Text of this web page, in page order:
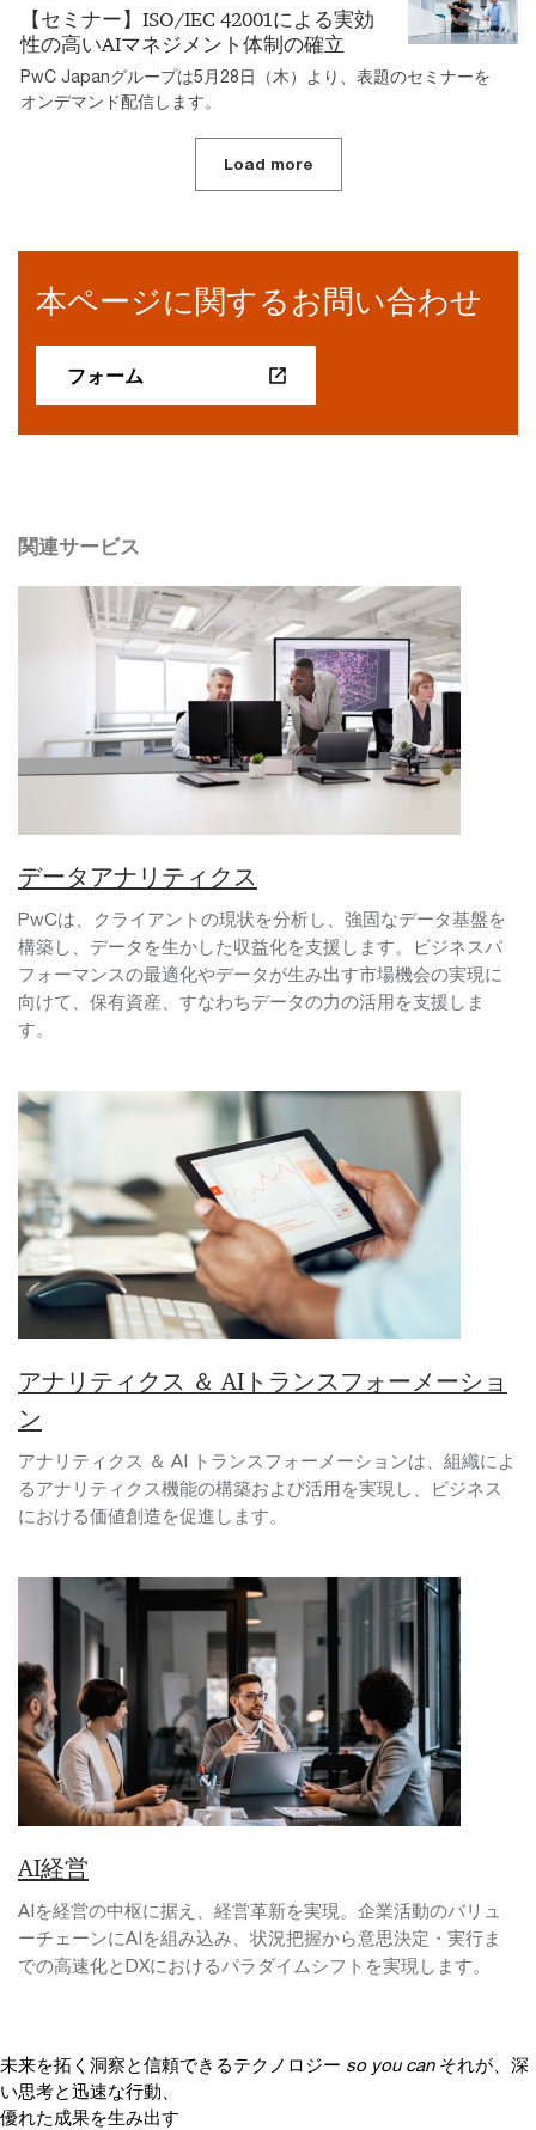
【セミナー】ISO/IEC 42001による実効
性の高いAIマネジメント体制の確立
PwC Japanグループは5月28日（木）より、表題のセミナーを
オンデマンド配信します。
Load more
本ページに関するお問い合わせ
フォーム
関連サービス
データアナリティクス
PwCは、クライアントの現状を分析し、強固なデータ基盤を
構築し、データを生かした収益化を支援します。ビジネスパ
フォーマンスの最適化やデータが生み出す市場機会の実現に
向けて、保有資産、すなわちデータの力の活用を支援しま
す。
アナリティクス ＆ AIトランスフォーメーショ
ン
アナリティクス ＆ AI トランスフォーメーションは、組織によ
るアナリティクス機能の構築および活用を実現し、ビジネス
における価値創造を促進します。
AI経営
AIを経営の中枢に据え、経営革新を実現。企業活動のバリュ
ーチェーンにAIを組み込み、状況把握から意思決定・実行ま
での高速化とDXにおけるパラダイムシフトを実現します。
未来を拓く洞察と信頼できるテクノロジー so you can それが、深
い思考と迅速な行動、
優れた成果を生み出す